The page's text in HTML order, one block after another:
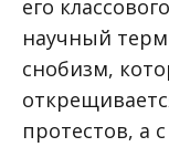
его
научный
снобизм,
протестов, а